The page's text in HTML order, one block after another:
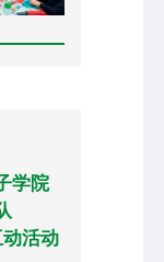
学院
活动